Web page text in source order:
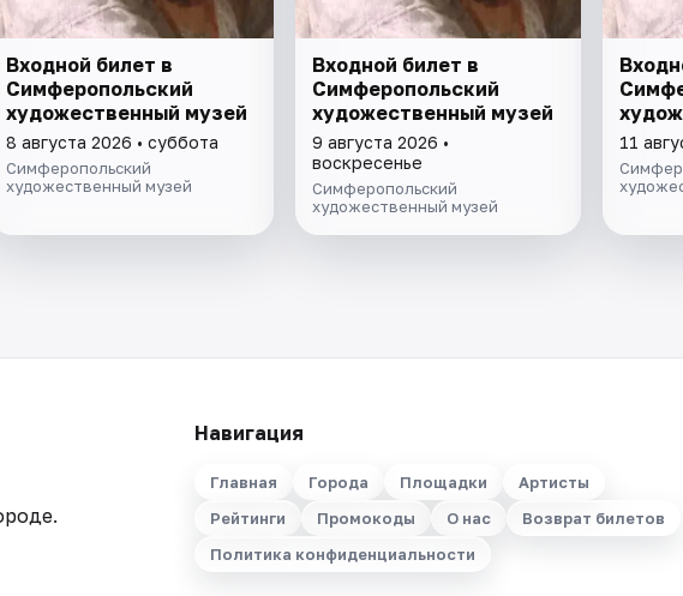
Входной билет в
Симферопольский
художественный музей
8 августа 2026 • суббота
Симферопольский
художественный музей
Входной билет в
Симферопольский
художественный музей
9 августа 2026 •
воскресенье
Симферопольский
художественный музей
11
Навигация
Главная Города Площадки
Артисты
Рейтинги
Промокоды О нас
Возврат билетов
Политика конфиденциальности